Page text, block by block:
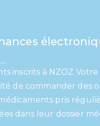
inscrits à NZOZ
de commander des
pris
dans leur dossier